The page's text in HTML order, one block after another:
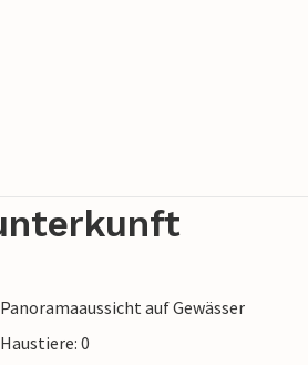
Panoramaaussicht auf Gewässer
Haustiere: 0